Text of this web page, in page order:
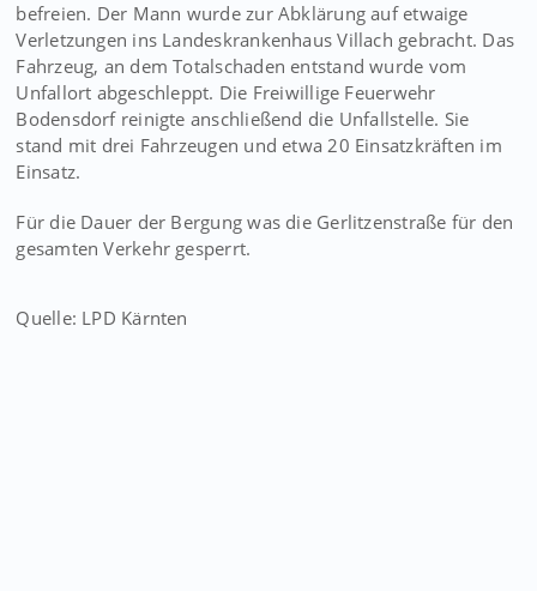
befreien. Der Mann wurde zur Abklärung auf etwaige
Verletzungen ins Landeskrankenhaus Villach gebracht. Das
Fahrzeug, an dem Totalschaden entstand wurde vom
Unfallort abgeschleppt. Die Freiwillige Feuerwehr
Bodensdorf reinigte anschließend die Unfallstelle. Sie
stand mit drei Fahrzeugen und etwa 20 Einsatzkräften im
Einsatz.
Für die Dauer der Bergung was die Gerlitzenstraße für den
gesamten Verkehr gesperrt.
Quelle: LPD Kärnten